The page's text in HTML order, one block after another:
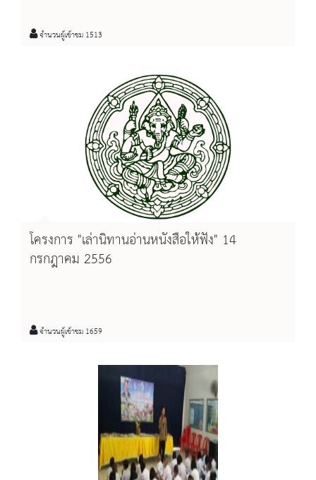
จำนวนผู้เข้าชม 1513
โครงการ "เล่านิทานอ่านหนังสือให้ฟัง" 14
กรกฎาคม 2556
จำนวนผู้เข้าชม 1659